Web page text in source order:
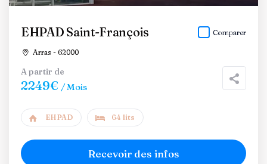
EHPAD Saint-François
Arras - 62000
Comparer
A partir de
2249€ / Mois
EHPAD 64 lits
Recevoir des infos